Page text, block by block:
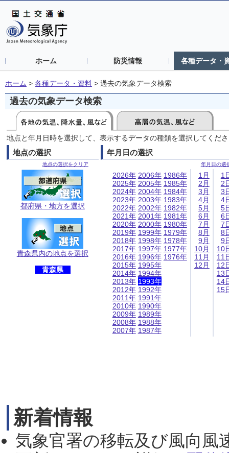
ホーム 防災情報 各種データ・
ホーム > 各種データ・資料 > 過去の気象データ検索
過去の気象データ検索
地点と年月日時を選択して、表示するデータの種類を選択してくだ
地点の選択
地点の選択をクリア
都府県・地方を選択
青森県内の地点を選択
青森県
年月日の選択
年月日の選
2026年
2025年
2024年
2023年
2022年
2021年
2020年
2019年
2018年
2017年
2016年
2015年
2014年
2013年
2012年
2011年
2010年
2009年
2008年
2007年
2006年
2005年
2004年
2003年
2002年
2001年
2000年
1999年
1998年
1997年
1996年
1995年
1994年
1993年
1992年
1991年
1990年
1989年
1988年
1987年
1986年
1985年
1984年
1983年
1982年
1981年
1980年
1979年
1978年
1977年
1976年
1月
2月
3月
4月
5月
6月
7月
8月
9月
10月
11月
12月
1
2
3
4
5
6
7
8
9
10
11
12
13
14
15
新着情報
気象官署の移転及び風向風